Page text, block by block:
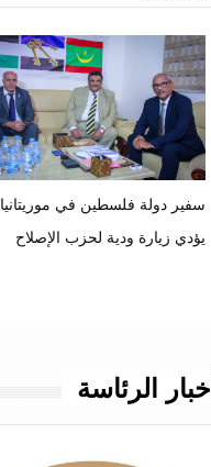
سفير دولة فلسطين في موريتانيا
يؤدي زيارة ودية لحزب الإصلاح
أخبار الرئاسة